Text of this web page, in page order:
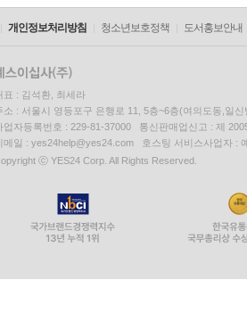
개인정보처리방침 청소년보호정책 도서홍보안내
표 : 김석환, 최세라
소 : 서울시 영등포구 은행로 11, 5층~6층(여의도동,일신
업자등록번호 : 229-81-37000 통신판매업신고 : 제
메일 : yes24help@yes24.com 호스팅 서비스사업자 :
ⓒ YES24 Corp. All Rights Reserved.